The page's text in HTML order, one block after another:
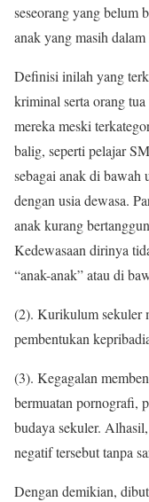
seseorang yang belum
anak yang masih
Definisi inilah yang
kriminal serta orang
mereka meski
balig, seperti pelajar
sebagai anak di bawah
dengan usia dewasa.
anak kurang
Kedewasaan dirinya
“anak-anak” atau di
(2). Kurikulum sekuler
pembentukan
(3). Kegagalan
bermuatan pornografi,
budaya sekuler.
negatif tersebut tanpa
Dengan demikian,